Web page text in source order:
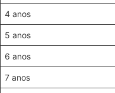
4 anos
5 anos
6 anos
7 anos